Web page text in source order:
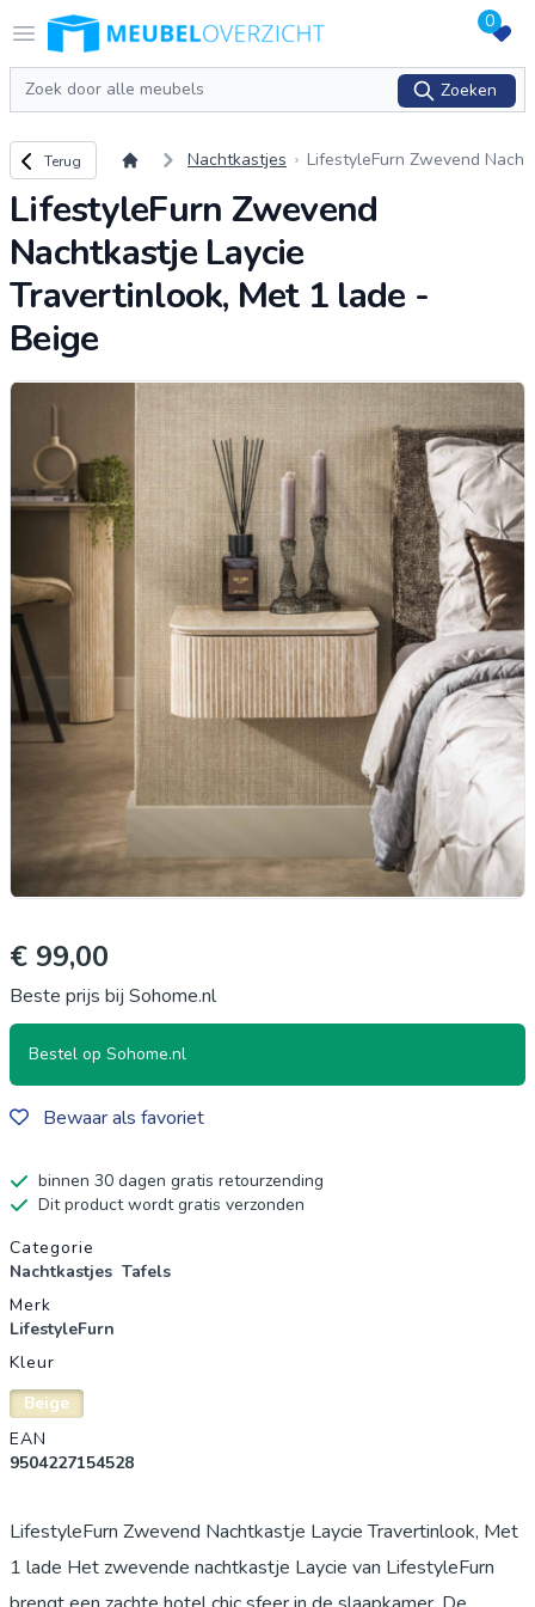
Open menu
Logo Meubeloverzicht.nl 0
Zoeken
Zoeken
Terug naar overzicht
Terug Nachtkastjes
LifestyleFurn Zwevend Nach
Met 1 lade - Beige
LifestyleFurn Zwevend
Nachtkastje Laycie
Travertinlook, Met 1 lade -
Beige
€ 99,00
Beste prijs bij Sohome.nl
Bestel op Sohome.nl
Bewaar als favoriet
binnen 30 dagen gratis retourzending
Dit product wordt gratis verzonden
Productgegevens
Categorie
Nachtkastjes Tafels
Merk
LifestyleFurn
Kleur
Beige
EAN
9504227154528
LifestyleFurn Zwevend Nachtkastje Laycie Travertinlook, Met
1 lade Het zwevende nachtkastje Laycie van LifestyleFurn